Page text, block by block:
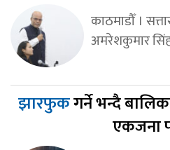
काठमाडौँ ।
अमरेशकुमार
झारफुकगर्ने भन्दै
एकजना